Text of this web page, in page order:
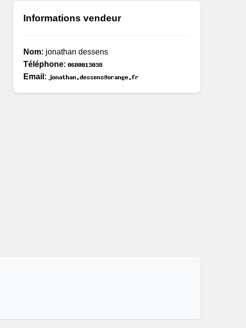
Informations vendeur
Nom: jonathan dessens
Téléphone:
Email: